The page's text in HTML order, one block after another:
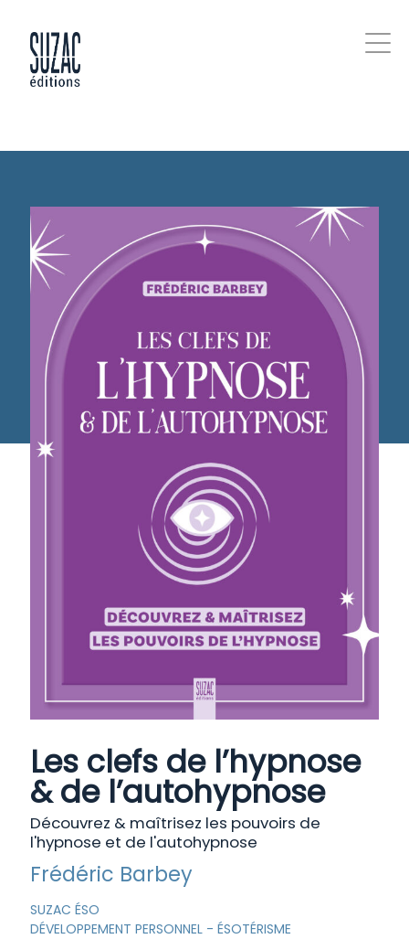
Les clefs de l’hypnose
& de l’autohypnose
Découvrez & maîtrisez les pouvoirs de
l'hypnose et de l'autohypnose
Frédéric Barbey
SUZAC ÉSO
DÉVELOPPEMENT PERSONNEL- ÉSOTÉRISME